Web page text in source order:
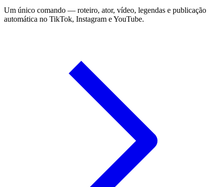
Um único comando — roteiro, ator, vídeo, legendas e publicação
automática no TikTok, Instagram e YouTube.